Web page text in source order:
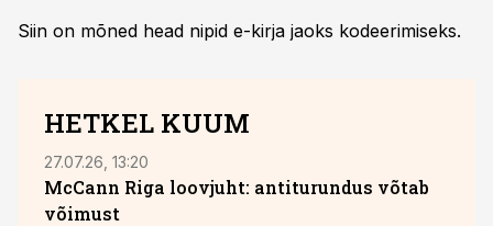
Siin on mõned head nipid e-kirja jaoks kodeerimiseks.
HETKEL KUUM
27.07.26, 13:20
McCann Riga loovjuht: antiturundus võtab
võimust